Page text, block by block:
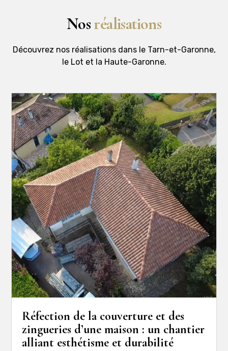
Nosréalisations
Découvrez nos réalisations dans le Tarn-et-Garonne,
le Lot et la Haute-Garonne.
Réfection de la couverture et des
zingueries d’une maison : un chantier
alliant esthétisme et durabilité